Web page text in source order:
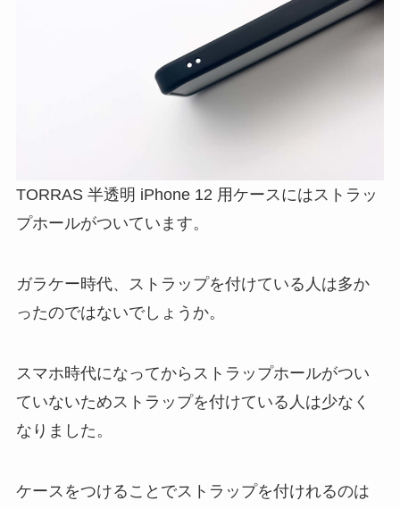
TORRAS 半透明 iPhone 12 用ケースにはストラッ
プホールがついています。
ガラケー時代、ストラップを付けている人は多か
ったのではないでしょうか。
スマホ時代になってからストラップホールがつい
ていないためストラップを付けている人は少なく
なりました。
ケースをつけることでストラップを付けれるのは